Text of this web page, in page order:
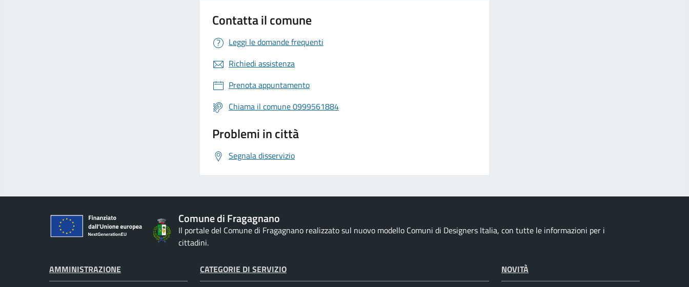
Contatta il comune
Leggi le domande frequenti
Richiedi assistenza
Prenota appuntamento
Chiama il comune 0999561884
Problemi in città
Segnala disservizio
Comune di Fragagnano
Il portale del Comune di Fragagnano realizzato sul nuovo modello Comuni di Designers Italia, con tutte le informazioni per i
cittadini.
AMMINISTRAZIONE CATEGORIE DI SERVIZIO NOVITÀ